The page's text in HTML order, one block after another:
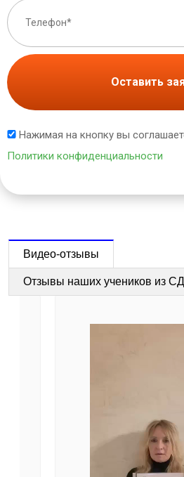
Оставить
Нажимая на кнопку вы
Политики конфиденциальности
Видео-отзывы
Отзывы наших учеников из